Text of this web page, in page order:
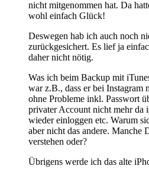
nicht mitgenommen hat. Da
wohl einfach Glück!
Deswegen hab ich auch noch
zurückgesichert. Es lief ja
daher nicht nötig.
Was ich beim Backup mit
war z.B., dass er bei Instagram
ohne Probleme inkl. Passwort
privater Account nicht mehr da
wieder einloggen etc. Warum
aber nicht das andere. Manche
verstehen oder?
Übrigens werde ich das alte